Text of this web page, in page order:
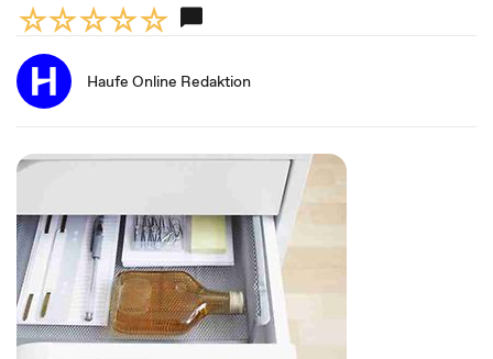
Haufe Online Redaktion